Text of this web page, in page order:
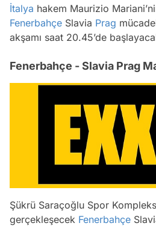
İtalya hakem Maurizio
Fenerbahçe Slavia Prag
akşamı saat 20.45’de
Fenerbahçe - Slavia Prag
Şükrü Saraçoğlu Spor
gerçekleşecek Fenerbahçe